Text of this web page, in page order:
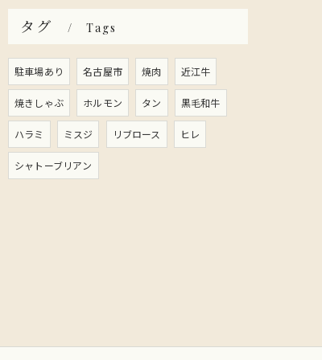
タグ Tags
駐車場あり 名古屋市 焼肉 近江牛
焼きしゃぶ ホルモン タン 黒毛和牛
ハラミ ミスジ リブロース ヒレ
シャトーブリアン